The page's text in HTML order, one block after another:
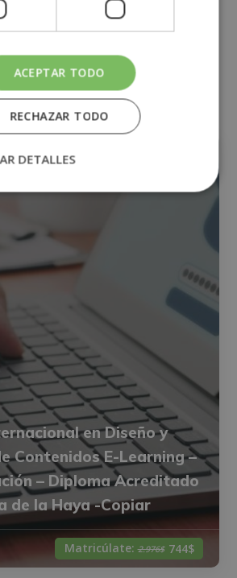
nuestra Política de Privacidad.
comercial (vía telefónica y/o email):
MARKETING
en Diseño y
Contenidos E-Learning –
– Diploma Acreditado
de la Haya -Copiar
Matricúlate:2.976$ 744$
ACEPTAR TODO
RECHAZAR TODO
DETALLES